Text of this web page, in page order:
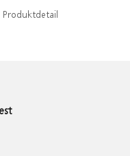
Produktdetail